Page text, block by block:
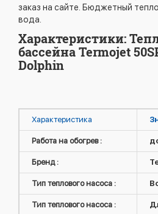
заказ на сайте. Бюджетный
вода.
Характеристики:
бассейна Termojet
Dolphin
Характеристика
Работа на обогрев :
Бренд :
Тип теплового насоса :
Тип теплового насоса :